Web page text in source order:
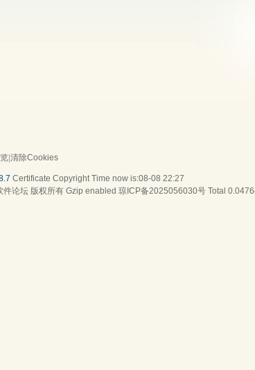
清除Cookies
Certificate Copyright Time now is:08-08 22:27
件论坛 版权所有 Gzip enabled 琼ICP备2025056030号 Total